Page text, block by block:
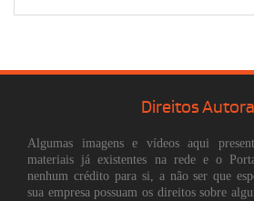
Direitos
Algumas imagens e vídeos aqui
materiais já existentes na rede e o
nenhum crédito para si, a não ser que
sua empresa possuam os direitos sobre